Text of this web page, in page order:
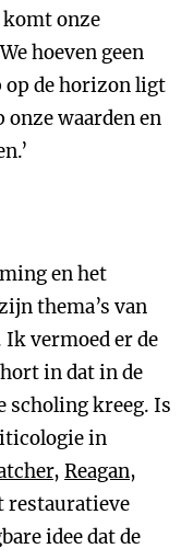
komt onze
hoeven geen
op de horizon ligt
waarden en
en het
thema’s van
vermoed er de
in dat in de
scholing kreeg. Is
in
, Reagan,
restauratieve
idee dat de